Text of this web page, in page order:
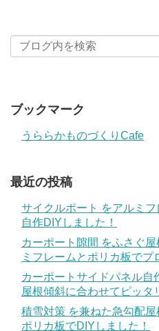
ブックマーク
うららかものづくりCafe
最近の投稿
サイクルポート をアルミ
自作DIYしました！
カーポート隙間 をふさぐ
ミフレームとポリカ板でプ
カーポートサイドパネル
屋根傾斜に合わせてピッタ
積雪対策 を兼ねた急勾配
ポリカ板でDIYしました！